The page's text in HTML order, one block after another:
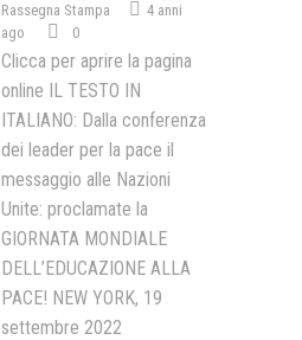
Rassegna Stampa
4 anni
ago
0
Clicca per aprire la pagina
online IL TESTO IN
ITALIANO: Dalla conferenza
dei leader per la pace il
messaggio alle Nazioni
Unite: proclamate la
GIORNATA MONDIALE
DELL’EDUCAZIONE ALLA
PACE! NEW YORK, 19
settembre 2022